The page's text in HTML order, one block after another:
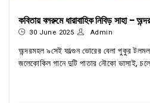
কবিতায় বলরুমে ধারাবাহিক নিবিড় সাহা -
30 June 2025 Admin
অন্দরমহল ৯সেই ফাল্গুন ভোরের বেলা পুকুর
জলেকোকিল গানে দুটি পাতার নৌকো ভাসাই,